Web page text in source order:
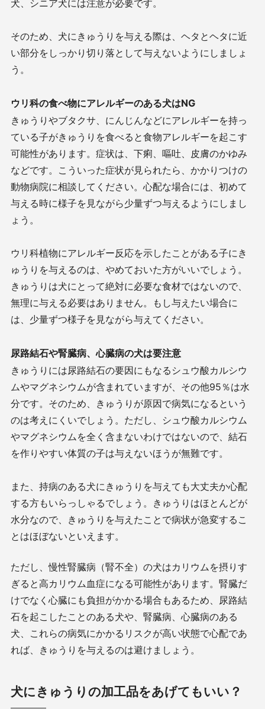
犬、シニア犬には注意が必要です。
そのため、犬にきゅうりを与える際は、ヘタとヘタに近
い部分をしっかり切り落として与えないようにしましょ
う。
ウリ科の食べ物にアレルギーのある犬はNG
きゅうりやブタクサ、にんじんなどにアレルギーを持っ
ている子がきゅうりを食べると食物アレルギーを起こす
可能性があります。症状は、下痢、嘔吐、皮膚のかゆみ
などです。こういった症状が見られたら、かかりつけの
動物病院に相談してください。心配な場合には、初めて
与える時に様子を見ながら少量ずつ与えるようにしまし
ょう。
ウリ科植物にアレルギー反応を示したことがある子にき
ゅうりを与えるのは、やめておいた方がいいでしょう。
きゅうりは犬にとって絶対に必要な食材ではないので、
無理に与える必要はありません。もし与えたい場合に
は、少量ずつ様子を見ながら与えてください。
尿路結石や腎臓病、心臓病の犬は要注意
きゅうりには尿路結石の要因にもなるシュウ酸カルシウ
ムやマグネシウムが含まれていますが、その他95％は水
分です。そのため、きゅうりが原因で病気になるという
のは考えにくいでしょう。ただし、シュウ酸カルシウム
やマグネシウムを全く含まないわけではないので、結石
を作りやすい体質の子は与えないほうが無難です。
また、持病のある犬にきゅうりを与えても大丈夫か心配
する方もいらっしゃるでしょう。きゅうりはほとんどが
水分なので、きゅうりを与えたことで病状が急変するこ
とはほぼないといえます。
ただし、慢性腎臓病（腎不全）の犬はカリウムを摂りす
ぎると高カリウム血症になる可能性があります。腎臓だ
けでなく心臓にも負担がかかる場合もあるため、尿路結
石を起こしたことのある犬や、腎臓病、心臓病のある
犬、これらの病気にかかるリスクが高い状態で心配であ
れば、きゅうりを与えるのは避けましょう。
犬にきゅうりの加工品をあげてもいい？